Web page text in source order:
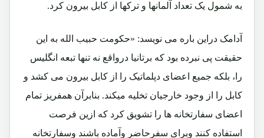
به شمول یک تعداد آلمانها و ترکها از کابل بیرون کرد.
آدامک دراین باره می نویسد: «حکومت حبیب الله به این
حقیقت پی نبرده بود که برتانیا درواقع نه تنها تبعه انگلیس
را، بلکه جمیع اعضای دپلماتیک را از کابل بیرون می کشد و
کابل را از وجود خارجیان تخلیه میکند. بنابرآن همفریز تمام
اعضای سفارتخانه ها را تشویق کرد که ازین فرصت
استفاده کنند وبرای سفرحاضر وآماده باشند وسفارتخانه